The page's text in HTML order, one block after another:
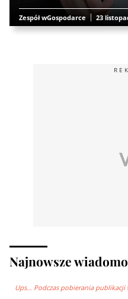
Zespół wGospodarce 23
Najnowsze
Ups… Podczas pobierania publikacji